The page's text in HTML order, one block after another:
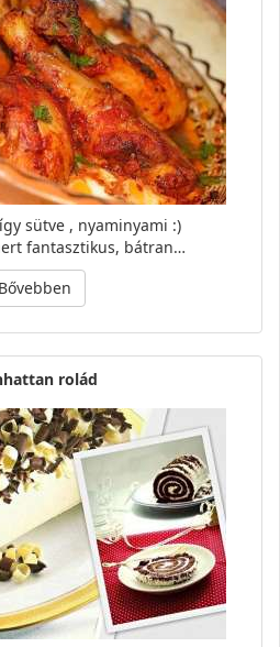
sütve , nyaminyami :)
fantasztikus, bátran…
Bővebben
rolád